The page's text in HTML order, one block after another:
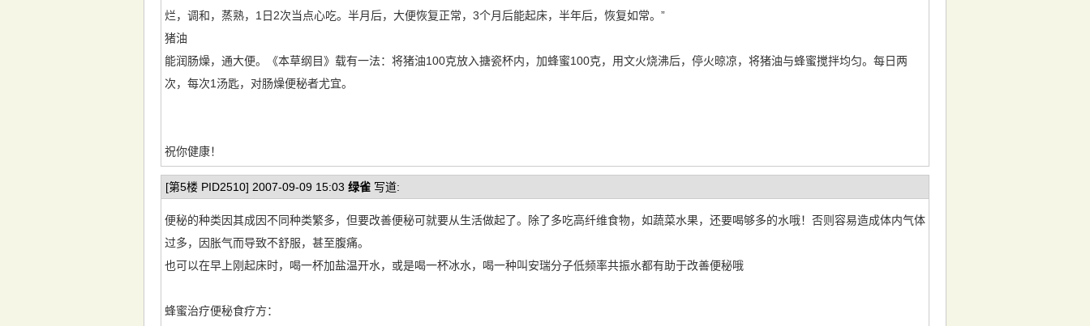
烂，调和，蒸熟，1日2次当点心吃。半月后，大便恢复正常，3个月后能起床，半年后，恢复如常。”
猪油
能润肠燥，通大便。《本草纲目》载有一法：将猪油100克放入搪瓷杯内，加蜂蜜100克，用文火烧沸后，停火晾凉，将猪油与蜂蜜搅拌均匀。每日两
次，每次1汤匙，对肠燥便秘者尤宜。
祝你健康！
[第5楼 PID2510] 2007-09-09 15:03 绿雀 写道:
便秘的种类因其成因不同种类繁多，但要改善便秘可就要从生活做起了。除了多吃高纤维食物，如蔬菜水果，还要喝够多的水哦！否则容易造成体内气体
过多，因胀气而导致不舒服，甚至腹痛。
也可以在早上刚起床时，喝一杯加盐温开水，或是喝一杯冰水，喝一种叫安瑞分子低频率共振水都有助于改善便秘哦
蜂蜜治疗便秘食疗方：